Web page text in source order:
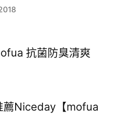
抗菌防臭清爽
薦Niceday【mofua